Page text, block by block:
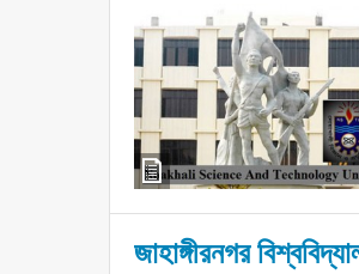
জাহাঙ্গীরনগর